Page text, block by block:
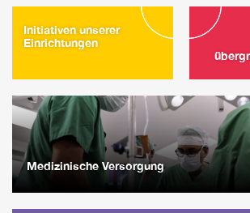
Initiativen unserer
Einrichtungen
Medizinische Versorgung